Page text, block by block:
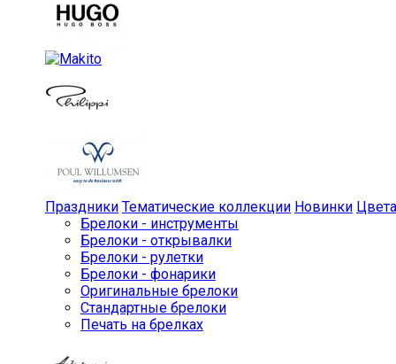
Праздники Тематические коллекции Новинки Цвета
Брелоки - инструменты
Брелоки - открывалки
Брелоки - рулетки
Брелоки - фонарики
Оригинальные брелоки
Стандартные брелоки
Печать на брелках